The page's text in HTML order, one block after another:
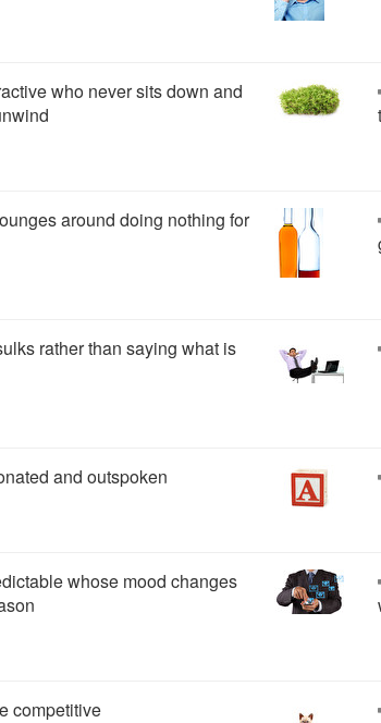
who never sits down and
around doing nothing for
rather than saying what is
and outspoken
whose mood changes
competitive